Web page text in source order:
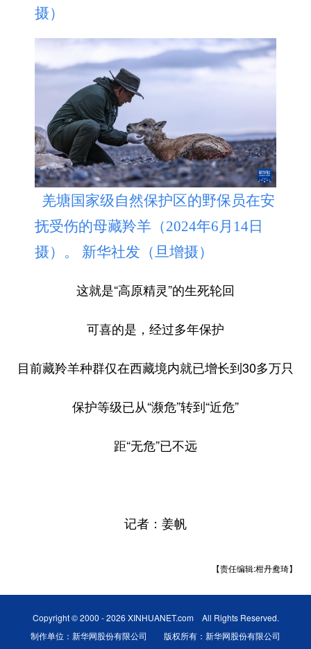
摄）
羌塘国家级自然保护区的野保员在安
抚受伤的母藏羚羊（2024年6月14日
摄）。 新华社发（旦增摄）
这就是“高原精灵”的生死轮回
可喜的是，经过多年保护
目前藏羚羊种群仅在西藏境内就已增长到30多万只
保护等级已从“濒危”转到“近危”
距“无危”已不远
记者：姜帆
【责任编辑:柑丹鸯琦】
Copyright © 2000 - 2026 XINHUANET.com All Rights Reserved.
制作单位：新华网股份有限公司 版权所有：新华网股份有限公司